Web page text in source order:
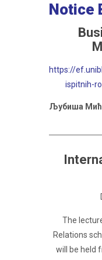
Notice
https://
ispitnih-
Љубиша
The
Relations
will be held